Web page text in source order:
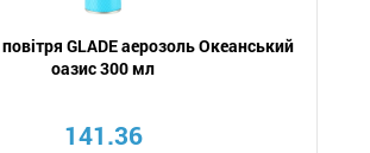
GLADE аерозоль Океанський
оазис 300 мл
141.36